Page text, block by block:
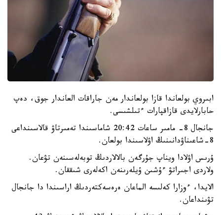
ابىروي بولعاندا قازا بولعاندار مەن جاراقات العاندار جوق، دەپ
حابارلايدى قازاقپارات ءتىلشىسى.
جانجال 8- مامىر ساعات 20:42 شاماسىندا تەمىرتاۋ قالاسىنداعى
8-شاعىناۋدانىنىڭ اۋلاسىندا بولعان.
ۇرىس اۋلادا ويناپ جۇرگەن بالالاردىڭ توبەلەسىنەن تۋعان.
ولاردى اجىراتۋ ءۇشىن ۇيلەرىنەن اكەلەرى شىققان.
الايدا، ءوزارا كەلىسە الماعان ەرەسەكتەردىڭ اراسىندا دا جانجال
تۋىنداعان.